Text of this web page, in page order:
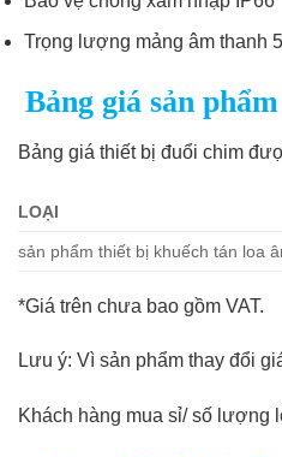
Trọng lượng mảng âm thanh
Bảng giá sản phẩm
Bảng giá thiết bị đuổi chim
LOẠI
sản phẩm thiết bị khuếch tán loa
*Giá trên chưa bao gồm VAT.
Lưu ý: Vì sản phẩm thay đổi
Khách hàng mua sỉ/ số lượng